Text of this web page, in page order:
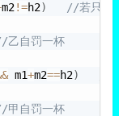
m2!=h2)
//若只有
乙自罚一杯
m1+m2==h2)
甲自罚一杯